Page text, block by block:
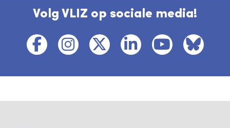
Volg VLIZ op sociale media!